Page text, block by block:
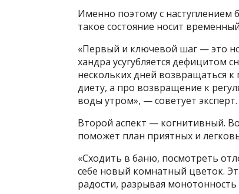
Именно поэтому с наступлением
такое состояние носит
«Первый и ключевой шаг — это
хандра усугубляется дефицитом
нескольких дней возвращаться
диету, а про возвращение к
воды утром», — советует эксперт.
Второй аспект — когнитивный.
поможет план приятных и
«Сходить в баню, посмотреть
себе новый комнатный цветок.
радости, разрывая